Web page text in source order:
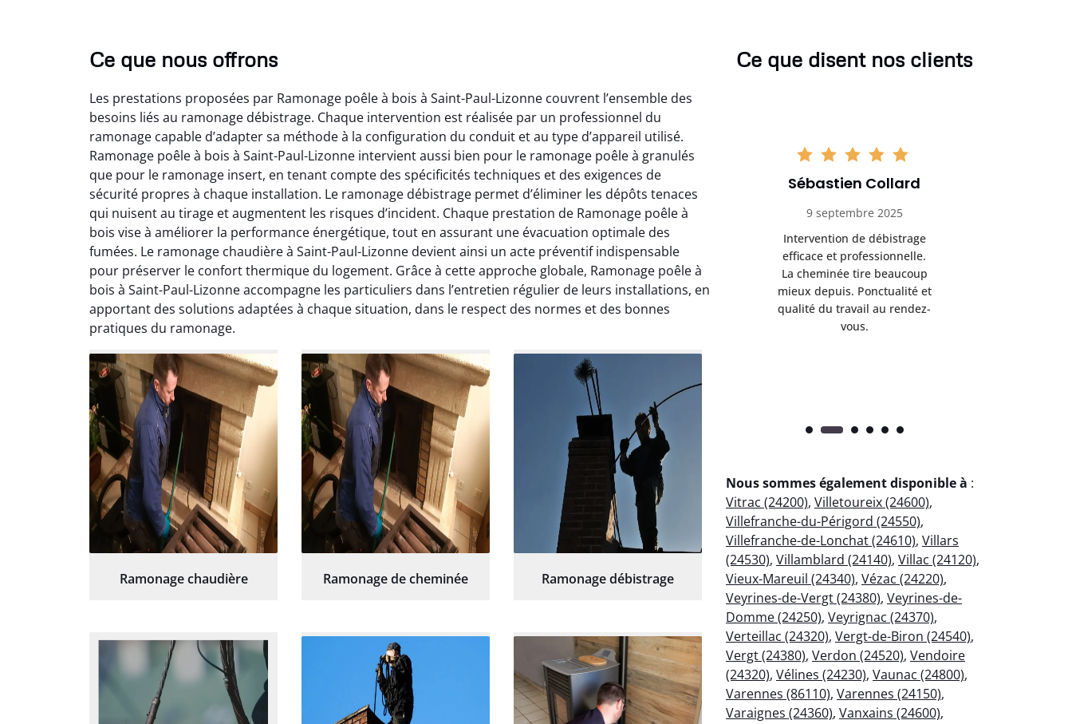
Ce que nous offrons
Les prestations proposées par Ramonage poêle à bois à Saint-Paul-Lizonne couvrent l’ensemble des
besoins liés au ramonage débistrage. Chaque intervention est réalisée par un professionnel du
ramonage capable d’adapter sa méthode à la configuration du conduit et au type d’appareil utilisé.
Ramonage poêle à bois à Saint-Paul-Lizonne intervient aussi bien pour le ramonage poêle à granulés
que pour le ramonage insert, en tenant compte des spécificités techniques et des exigences de
sécurité propres à chaque installation. Le ramonage débistrage permet d’éliminer les dépôts tenaces
qui nuisent au tirage et augmentent les risques d’incident. Chaque prestation de Ramonage poêle à
bois vise à améliorer la performance énergétique, tout en assurant une évacuation optimale des
fumées. Le ramonage chaudière à Saint-Paul-Lizonne devient ainsi un acte préventif indispensable
pour préserver le confort thermique du logement. Grâce à cette approche globale, Ramonage poêle à
bois à Saint-Paul-Lizonne accompagne les particuliers dans l’entretien régulier de leurs installations, en
apportant des solutions adaptées à chaque situation, dans le respect des normes et des bonnes
pratiques du ramonage.
Ramonage chaudière Ramonage de cheminée Ramonage débistrage
Ce que disent nos clients
Loïc Marchand
24 janvier 2026
Très bon travail de
débistrage et ramonage.
Cheminée parfaitement
nettoyée et fonctionnement
nettement amélioré. Je
Claire Vautrin
21 juin 2025
Ramonage très bien réalisé,
travail propre et soigné.
Toutes les explications ont
été claires et le conduit a été
laissé impeccable. Service
Sébastien Collard
9 septembre 2025
Intervention de débistrage
efficace et professionnelle.
La cheminée tire beaucoup
mieux depuis. Ponctualité et
qualité du travail au rendez-
vous.
Nous sommes également disponible à :
Vitrac (24200), Villetoureix (24600),
Villefranche-du-Périgord (24550),
Villefranche-de-Lonchat (24610), Villars
(24530), Villamblard (24140), Villac (24120),
Vieux-Mareuil (24340), Vézac (24220),
Veyrines-de-Vergt (24380), Veyrines-de-
Domme (24250), Veyrignac (24370),
Verteillac (24320), Vergt-de-Biron (24540),
Vergt (24380), Verdon (24520), Vendoire
(24320), Vélines (24230), Vaunac (24800),
Varennes (86110), Varennes (24150),
Varaignes (24360), Vanxains (24600),